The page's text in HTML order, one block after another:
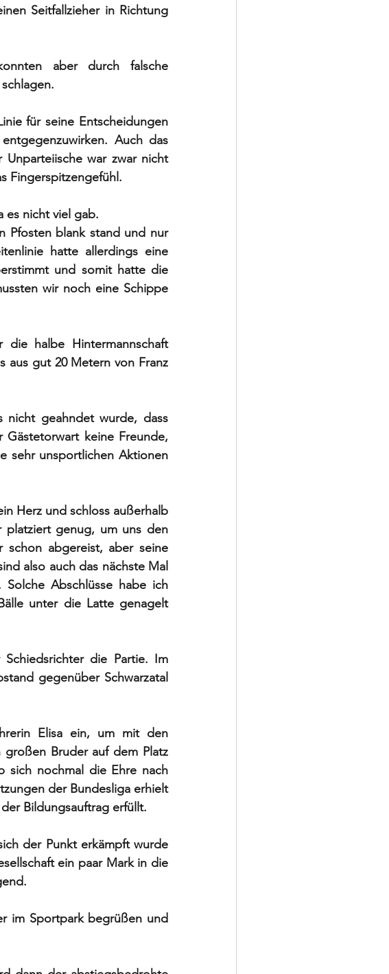
Seitfallzieher in Richtung
aber durch falsche
für seine Entscheidungen
Auch das
war zwar nicht
Fingerspitzengefühl.
es nicht viel gab.
Pfosten blank stand und nur
hatte allerdings eine
und somit hatte die
wir noch eine Schippe
halbe Hintermannschaft
aus gut 20 Metern von Franz
nicht geahndet wurde, dass
keine Freunde,
sehr unsportlichen Aktionen
Herz und schloss außerhalb
platziert genug, um uns den
schon abgereist, aber seine
also auch das nächste Mal
Abschlüsse habe ich
unter die Latte genagelt
die Partie. Im
gegenüber Schwarzatal
Elisa ein, um mit den
Bruder auf dem Platz
sich nochmal die Ehre nach
der Bundesliga erhielt
Bildungsauftrag erfüllt.
der Punkt erkämpft wurde
ein paar Mark in die
im Sportpark begrüßen und